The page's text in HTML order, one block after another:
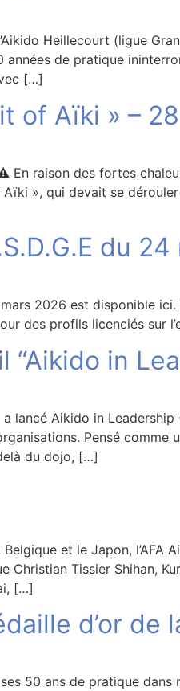
Heillecourt (ligue
de pratique
[…]
of Aïki » –
raison des fortes
», qui devait se
du
2026 est disponible
des profils licenciés sur
“Aikido in
lancé Aikido in
Pensé comme
du dojo, […]
et le Japon, l’AFA
Tissier Shihan,
[…]
d’or de
50 ans de pratique